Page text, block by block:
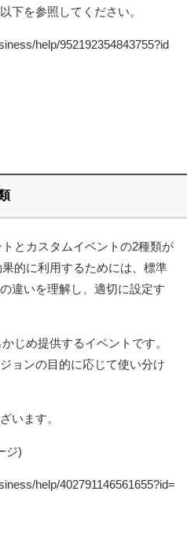
下を参照してください。
help/952192354843755?id
とカスタムイベントの2種類が
的に利用するためには、標準
違いを理解し、適切に設定す
じめ提供するイベントです。
ョンの目的に応じて使い分け
います。
ジ)
help/402791146561655?id=